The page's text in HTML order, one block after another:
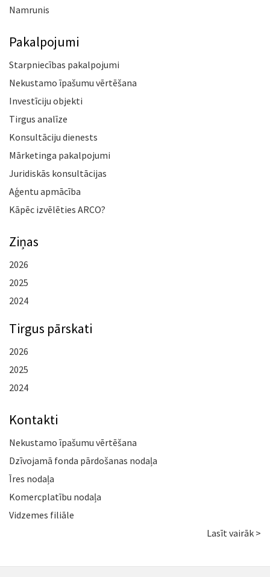
Namrunis
Pakalpojumi
Starpniecības pakalpojumi
Nekustamo īpašumu vērtēšana
Investīciju objekti
Tirgus analīze
Konsultāciju dienests
Mārketinga pakalpojumi
Juridiskās konsultācijas
Aģentu apmācība
Kāpēc izvēlēties ARCO?
Ziņas
2026
2025
2024
Tirgus pārskati
2026
2025
2024
Kontakti
Nekustamo īpašumu vērtēšana
Dzīvojamā fonda pārdošanas nodaļa
Īres nodaļa
Komercplatību nodaļa
Vidzemes filiāle
Lasīt vairāk >